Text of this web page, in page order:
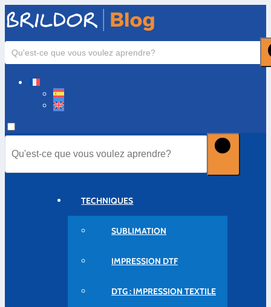
TECHNIQUES
SUBLIMATION
IMPRESSION DTF
DTG : IMPRESSION TEXTILE